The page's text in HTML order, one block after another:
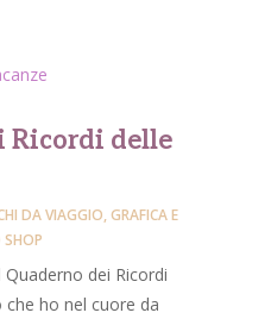
Ricordi delle
DA VIAGGIO,GRAFICA E
SHOP
dei Ricordi
che ho nel cuore da